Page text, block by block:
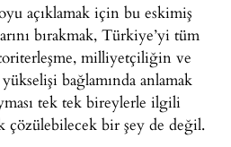
açıklamak için bu eskimiş
bırakmak, Türkiye’yi tüm
milliyetçiliğin ve
bağlamında anlamak
tek tek bireylerle ilgili
çözülebilecek bir şey de değil.